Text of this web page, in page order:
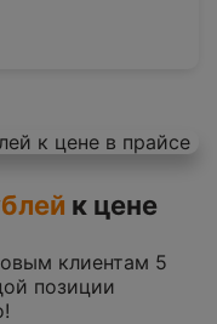
к цене
клиентам 5
позиции